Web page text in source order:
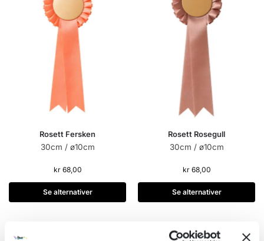
Rosett Fersken
30cm / ø10cm
kr68,00
Se alternativer
Rosett Rosegull
30cm / ø10cm
kr68,00
Se alternativer